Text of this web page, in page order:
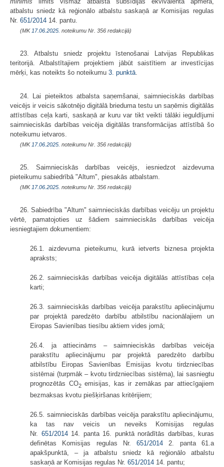
atbalstu sniedz kā reģionālo atbalstu saskaņā ar Komisijas regulas
Nr. 651/2014 14. pantu.
(MK 17.06.2025. noteikumu Nr. 356 redakcijā)
23. Atbalstu sniedz projektu īstenošanai Latvijas Republikas
teritorijā. Atbalstītajiem projektiem jābūt saistītiem ar investīcijas
mērķi, kas noteikts šo noteikumu 3. punktā
24. Lai pieteiktos atbalsta saņemšanai, saimnieciskās darbības
veicējs ir veicis sākotnējo digitālā brieduma testu un saņēmis digitālās
attīstības ceļa karti, saskaņā ar kuru var tikt veikti tālāki ieguldījumi
saimnieciskās darbības veicēja digitālās transformācijas attīstībā šo
noteikumu ietvaros.
(MK 17.06.2025. noteikumu Nr. 356 redakcijā)
25. Saimnieciskās darbības veicējs, iesniedzot aizdevuma
pieteikumu sabiedrībā "Altum", piesakās atbalstam.
(MK 17.06.2025. noteikumu Nr. 356 redakcijā)
26. Sabiedrība "Altum" saimnieciskās darbības veicēju un projektu
vērtē, pamatojoties uz šādiem saimnieciskās darbības veicēja
iesniegtajiem dokumentiem:
26.1. aizdevuma pieteikumu, kurā ietverts biznesa projekta
apraksts;
26.2. saimnieciskās darbības veicēja digitālās attīstības ceļa
karti;
26.3. saimnieciskās darbības veicēja parakstītu apliecinājumu
par projektā paredzēto darbību atbilstību nacionālajiem un
Eiropas Savienības tiesību aktiem vides jomā;
26.4. ja attiecināms – saimnieciskās darbības veicēja
parakstītu apliecinājumu par projektā paredzēto darbību
atbilstību Eiropas Savienības Emisijas kvotu tirdzniecības
sistēmai (turpmāk – kvotu tirdzniecības sistēma), lai sasniegtu
prognozētās CO2emisijas, kas ir zemākas par attiecīgajiem
bezmaksas kvotu piešķiršanas kritērijiem;
26.5. saimnieciskās darbības veicēja parakstītu apliecinājumu,
ka tas nav veicis un neveiks Komisijas regulas
Nr. 651/201414. panta 16. punktā norādītās darbības, kuras
definētas Komisijas regulas Nr.651/2014 2. panta 61.a
apakšpunktā, – ja atbalstu sniedz kā reģionālo atbalstu
saskaņā ar Komisijas regulas Nr. 651/2014 14. pantu;